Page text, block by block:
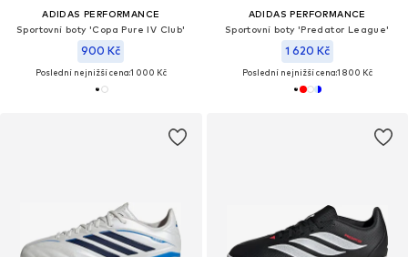
ADIDAS PERFORMANCE
Sportovní boty 'Copa Pure IV Club'
900 Kč
Poslední nejnižší cena:1 000 Kč
ADIDAS PERFORMANCE
Sportovní boty 'Predator League'
1 620 Kč
Poslední nejnižší cena:1 800 Kč